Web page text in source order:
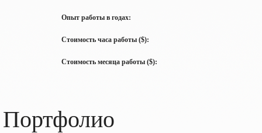
Опыт работы в годах:
Стоимость часа работы ($):
Стоимость месяца работы ($):
Портфолио